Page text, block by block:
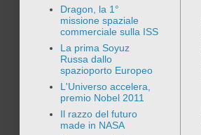
Dragon, la 1°
missione spaziale
commerciale sulla ISS
La prima Soyuz
Russa dallo
spazioporto Europeo
L'Universo accelera,
premio Nobel 2011
Il razzo del futuro
made in NASA